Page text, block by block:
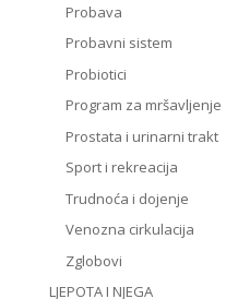
Probava
Probavni sistem
Probiotici
Program za mršavljenje
Prostata i urinarni trakt
Sport i rekreacija
Trudnoća i dojenje
Venozna cirkulacija
Zglobovi
LJEPOTA I NJEGA